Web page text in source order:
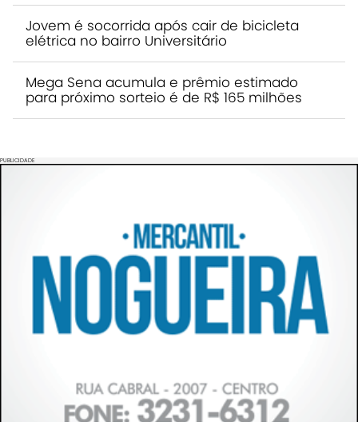
Jovem é socorrida após cair de bicicleta
elétrica no bairro Universitário
Mega Sena acumula e prêmio estimado
para próximo sorteio é de R$ 165 milhões
PUBLICIDADE